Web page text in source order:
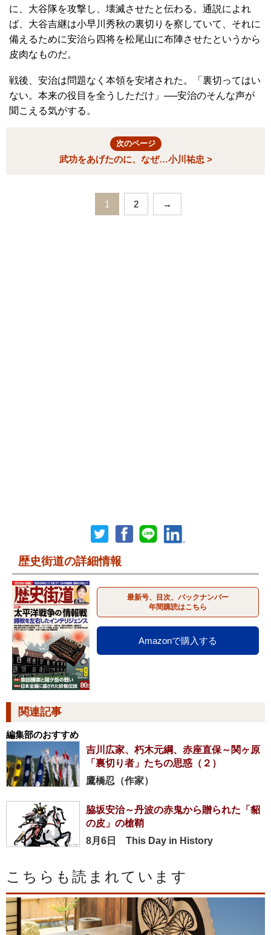
に、大谷隊を攻撃し、壊滅させたと伝わる。通説によれ
ば、大谷吉継は小早川秀秋の裏切りを察していて、それに
備えるために安治ら四将を松尾山に布陣させたというから
皮肉なものだ。
戦後、安治は問題なく本領を安堵された。「裏切ってはい
ない。本来の役目を全うしただけ」──安治のそんな声が
聞こえる気がする。
次のページ
武功をあげたのに、なぜ…小川祐忠 >
1 2 →
歴史街道の詳細情報
最新号、目次、バックナンバー
年間購読はこちら
Amazonで購入する
関連記事
編集部のおすすめ
吉川広家、朽木元綱、赤座直保～関ヶ原
「裏切り者」たちの思惑（２）
鷹橋忍（作家）
脇坂安治～丹波の赤鬼から贈られた「貂
の皮」の槍鞘
8月6日 This Day in History
こちらも読まれています